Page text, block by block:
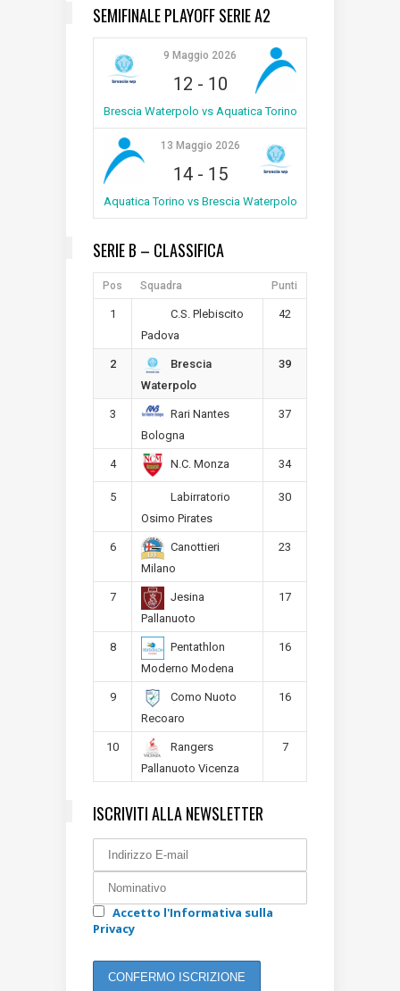
SEMIFINALE PLAYOFF SERIE A2
9 Maggio 2026
12 - 10
Brescia Waterpolo vs Aquatica Torino
13 Maggio 2026
14- 15
Aquatica Torino vs Brescia Waterpolo
SERIE B – CLASSIFICA
Pos Squadra Punti
1
C.S. Plebiscito
Padova
42
2
Brescia
Waterpolo
39
3
Rari Nantes
Bologna
37
4 N.C. Monza 34
5
Labirratorio
Osimo Pirates
30
6
Canottieri
Milano
23
7
Jesina
Pallanuoto
17
8
Pentathlon
Moderno Modena
16
9
Como Nuoto
Recoaro
16
10
Rangers
Pallanuoto Vicenza
7
ISCRIVITI ALLA NEWSLETTER
Accetto l'Informativa sulla
Privacy